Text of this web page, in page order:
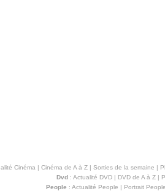
Cinéma | Cinéma de A à Z| Sorties de la semaine |
Dvd: Actualité DVD| DVD de A à Z|
People : Actualité People | Portrait People